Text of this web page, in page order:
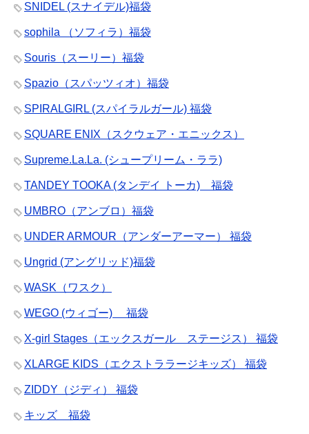
SNIDEL (スナイデル)福袋
sophila （ソフィラ）福袋
Souris（スーリー）福袋
Spazio（スパッツィオ）福袋
SPIRALGIRL (スパイラルガール) 福袋
SQUARE ENIX（スクウェア・エニックス）
Supreme.La.La. (シュープリーム・ララ)
TANDEY TOOKA (タンデイ トーカ) 福袋
UMBRO（アンブロ）福袋
UNDER ARMOUR（アンダーアーマー） 福袋
Ungrid (アングリッド)福袋
WASK（ワスク）
WEGO (ウィゴー) 福袋
X-girl Stages（エックスガール ステージス） 福袋
XLARGE KIDS（エクストララージキッズ） 福袋
ZIDDY（ジディ） 福袋
キッズ 福袋